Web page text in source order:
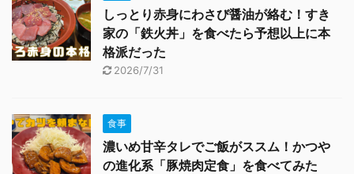
しっとり赤身にわさび醤油が絡む！すき
家の「鉄火丼」を食べたら予想以上に本
格派だった
2026/7/31
食事
濃いめ甘辛タレでご飯がススム！かつや
の進化系「豚焼肉定食」を食べてみた